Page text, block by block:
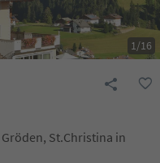
1/16
St.Christina in